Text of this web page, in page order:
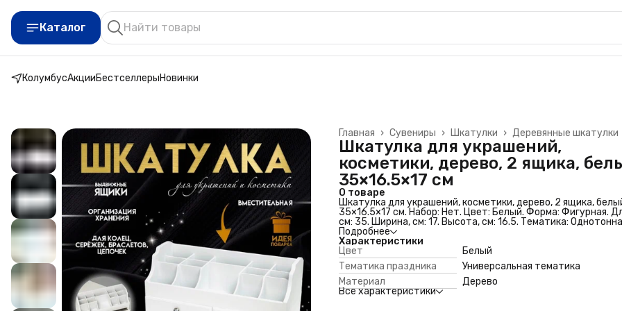
Каталог
КолумбусАкцииБестселлерыНовинки
Деревянные шкатулки
Шкатулки ›
Сувениры ›
Главная ›
Шкатулка для украшений,
косметики, дерево, 2 ящика,
35×16.5×17 см
О товаре
Шкатулка для украшений, косметики, дерево, 2 ящика,
35×16.5×17 см. Набор: Нет. Цвет: Белый. Форма: Фигурная.
см: 35. Ширина, см: 17. Высота, см: 16.5. Тематика:
Тематика праздника: Универсальная тематика. Вид дерева:
Сосна. Материал: Дерево. Покрытие: Краска. Деления внутри
шкатулки: Да. Особенности шкатулки: Выдвижные ящики.
Особенности шкатулки: Для косметики. Особенности
Для украшений
Подробнее
Характеристики
Цвет
Белый
Тематика праздника
Универсальная тематика
Материал
Дерево
Все характеристики